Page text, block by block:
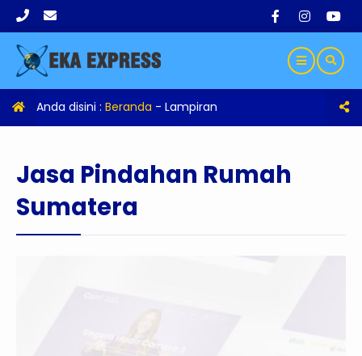
Anda disini : Beranda - Lampiran
Jasa Pindahan Rumah
Sumatera